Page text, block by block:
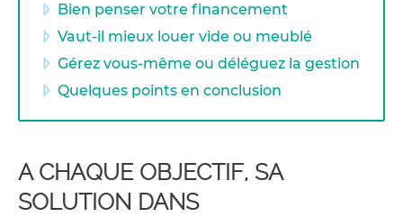
Bien penser votre financement
Vaut-il mieux louer vide ou meublé
Gérez vous-même ou déléguez la gestion
Quelques points en conclusion
A CHAQUE OBJECTIF, SA
SOLUTION DANS